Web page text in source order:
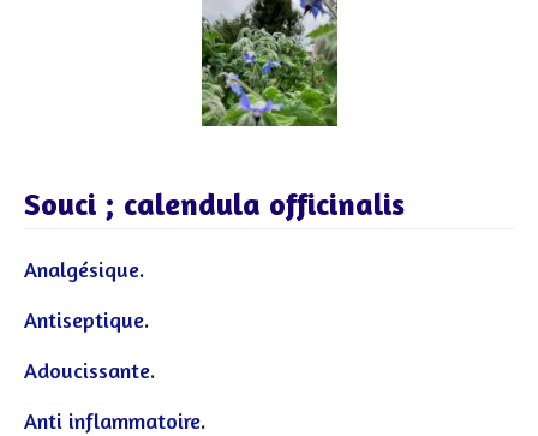
Souci ; calendula officinalis
Analgésique.
Antiseptique.
Adoucissante.
Anti inflammatoire.